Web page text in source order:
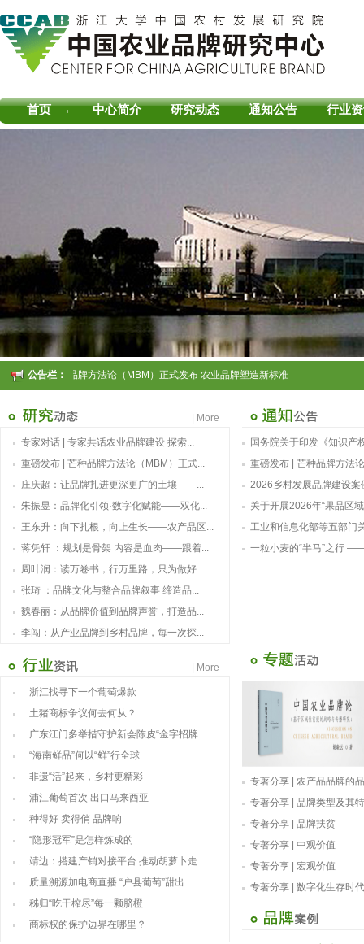
首页 | 中心简介 | 研究动态 | 通知公告 | 行业
公告栏：
重磅发布 | 芒种品牌方法论（MBM）正式发布 农业品牌塑造新标准
重磅发布 | 2025中国茶叶区域公用品牌声誉评价研究报告
重磅发布 | 2026中国茶叶企业产品品牌价值评估报告
书香赋能乡村振兴！“耕读中国·品牌强农”主题阅读活动在杭州圆满落幕
2026中国茶叶区域公用品牌价值评估报告
专家观点｜建构富有持久竞争力的中国品牌生态 创新具有独特整合力的中国品牌叙事
| More
专家对话 | 专家共话农业品牌建设 探索...
重磅发布 | 芒种品牌方法论（MBM）正式...
庄庆超：让品牌扎进更深更广的土壤——...
朱振昱：品牌化引领·数字化赋能——双化...
王东升：向下扎根，向上生长——农产品区...
蒋凭轩 ：规划是骨架 内容是血肉——跟着...
周叶润：读万卷书，行万里路，只为做好...
张琦 ：品牌文化与整合品牌叙事 缔造品...
魏春丽：从品牌价值到品牌声誉，打造品...
李闯：从产业品牌到乡村品牌，每一次探...
| More
浙江找寻下一个葡萄爆款
土猪商标争议何去何从？
广东江门多举措守护新会陈皮“金字招牌...
“海南鲜品”何以“鲜”行全球
非遗“活”起来，乡村更精彩
浦江葡萄首次 出口马来西亚
种得好 卖得俏 品牌响
“隐形冠军”是怎样炼成的
靖边：搭建产销对接平台 推动胡萝卜走...
质量溯源加电商直播 “户县葡萄”甜出...
秭归“吃干榨尽”每一颗脐橙
商标权的保护边界在哪里？
国务院关于印发《知识产
重磅发布 | 芒种品牌方法
2026乡村发展品牌建设案
关于开展2026年“果品区
工业和信息化部等五部门
一粒小麦的“半马”之行
专著分享 | 农产品品牌的
专著分享 | 品牌类型及其
专著分享 | 品牌扶贫
专著分享 | 中观价值
专著分享 | 宏观价值
专著分享 | 数字化生存时代
2024中国茶叶区域公用品
西湖龙井
普洱茶
信阳毛尖
福鼎白茶
潇湘茶
洞庭山碧螺春